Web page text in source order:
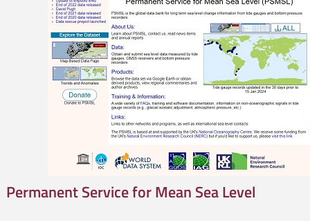
Permanent Service for Mean Sea Level